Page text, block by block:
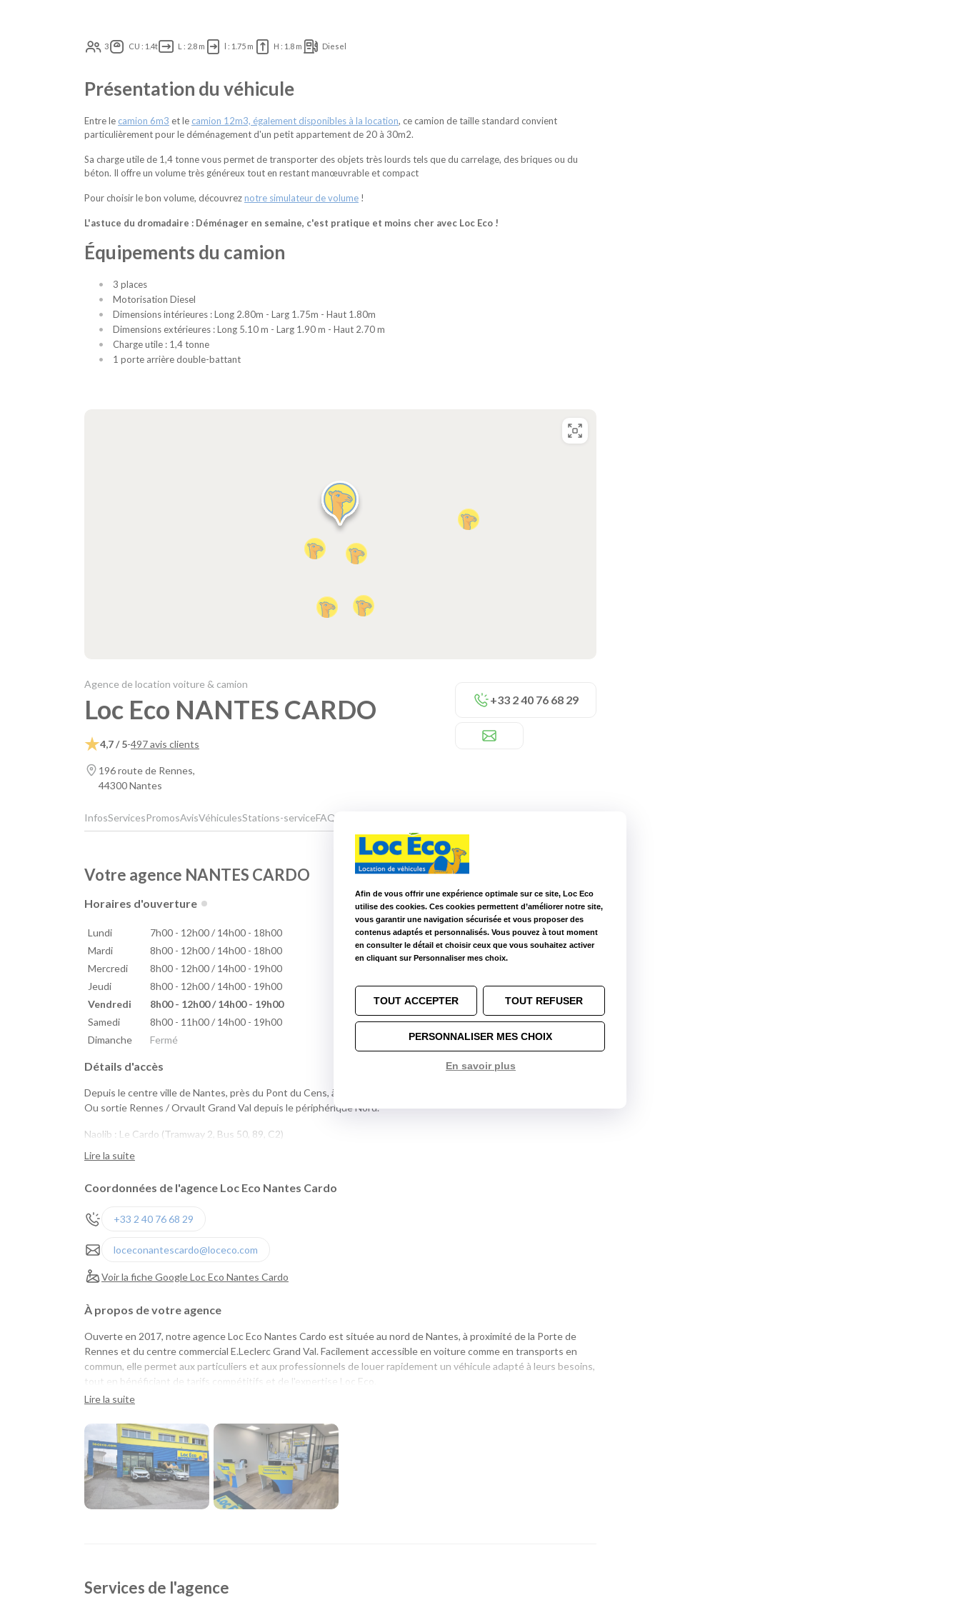
3 CU : 1.4t L : 2.8 m l : 1.75 m H : 1.8 m Diesel
Présentation du véhicule
Entre le camion 6m3 et le camion 12m3, également disponibles à la location, ce camion de taille standard convient
particulièrement pour le déménagement d'un petit appartement de 20 à 30m2.
Sa charge utile de 1,4 tonne vous permet de transporter des objets très lourds tels que du carrelage, des briques ou du
béton. Il offre un volume très généreux tout en restant manœuvrable et compact
Pour choisir le bon volume, découvreznotre simulateur de volume !
L'astuce du dromadaire : Déménager en semaine, c'est pratique et moins cher avec Loc Eco !
Équipements du camion
3 places
Motorisation Diesel
Dimensions intérieures : Long 2.80m - Larg 1.75m - Haut 1.80m
Dimensions extérieures : Long 5.10 m - Larg 1.90 m - Haut 2.70 m
Charge utile : 1,4 tonne
1 porte arrière double-battant
Agence de location voiture & camion
Loc Eco NANTES CARDO
4,7 / 5-497 avis clients
196 route de Rennes,
44300 Nantes
+33 2 40 76 68 29
InfosServicesPromosAvisVéhiculesStations-serviceFAQ
Votre agence NANTES CARDO
Horaires d'ouverture
Lundi
7h00 - 12h00 / 14h00 - 18h00
Mardi
8h00 - 12h00 / 14h00 - 18h00
Mercredi
8h00 - 12h00 / 14h00 - 19h00
Jeudi
8h00 - 12h00 / 14h00 - 19h00
Vendredi
8h00 - 12h00 / 14h00 - 19h00
Samedi
8h00 - 11h00 / 14h00 - 19h00
Dimanche
Fermé
Nos autres agences à proximité
Loc Eco Nantes Centre 5,0 km
Loc Eco Saint-Herblain 5,3 km
Détails d'accès
Depuis le centre ville de Nantes, près du Pont du Cens, à côté du Leclerc Grand Val.
Ou sortie Rennes / Orvault Grand Val depuis le périphérique Nord.
Naolib : Le Cardo (Tramway 2, Bus 50, 89, C2)
Lire la suite
Coordonnées de l'agence Loc Eco Nantes Cardo
+33 2 40 76 68 29
loceconantescardo@loceco.com
Voir la fiche Google Loc Eco Nantes Cardo
À propos de votre agence
Ouverte en 2017, notre agence Loc Eco Nantes Cardo est située au nord de Nantes, à proximité de la Porte de
Rennes et du centre commercial E.Leclerc Grand Val. Facilement accessible en voiture comme en transports en
commun, elle permet aux particuliers et aux professionnels de louer rapidement un véhicule adapté à leurs besoins,
tout en bénéficiant de tarifs compétitifs et de l'expertise Loc Eco.
Une agence pratique pour tous vos projets
Que vous prépariez un déménagement, des travaux, un départ en vacances, un week-end ou un déplacement
professionnel, notre agence vous propose une solution simple et rapide. Son emplacement est idéal pour les
habitants de Nantes Nord, Orvault, La Chapelle-sur-Erdre et des communes voisines qui recherchent une location
de proximité.
Grâce à la ligne 2 du tramway, aux lignes de bus Naolib et aux stations marguerite situées à proximité, vous pouvez
Notre agence de Nantes Cardo met à votre disposition une large gamme de véhicules pour répondre à tous les
Lire la suite
Services de l'agence
Afin de vous offrir une expérience optimale sur ce site, Loc Eco
utilise des cookies. Ces cookies permettent d’améliorer notre site,
vous garantir une navigation sécurisée et vous proposer des
contenus adaptés et personnalisés. Vous pouvez à tout moment
en consulter le détail et choisir ceux que vous souhaitez activer
en cliquant sur Personnaliser mes choix.
TOUT ACCEPTER TOUT REFUSER
PERSONNALISER MES CHOIX
En savoir plus